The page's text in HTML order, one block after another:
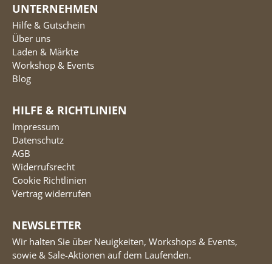
UNTERNEHMEN
Hilfe & Gutschein
Über uns
Laden & Märkte
Workshop & Events
Blog
HILFE & RICHTLINIEN
Impressum
Datenschutz
AGB
Widerrufsrecht
Cookie Richtlinien
Vertrag widerrufen
NEWSLETTER
Wir halten Sie über Neuigkeiten, Workshops & Events,
sowie & Sale-Aktionen auf dem Laufenden.